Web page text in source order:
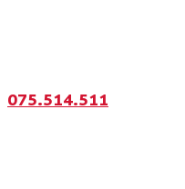
075.514.511